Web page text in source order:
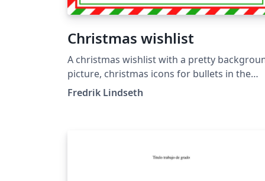
Christmas wishlist
A christmas wishlist with a pretty
picture, christmas icons for bullets in the
itemize and already stamped and
Fredrik Lindseth